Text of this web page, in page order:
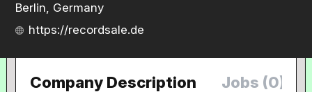
Berlin, Germany
https://recordsale.de
Company Description Jobs (0)